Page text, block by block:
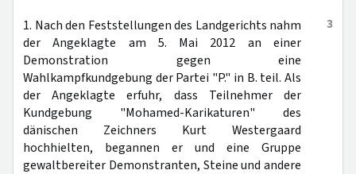
3
1. Nach den Feststellungen des Landgerichts nahm
der Angeklagte am 5. Mai 2012 an einer
Demonstration gegen eine
Wahlkampfkundgebung der Partei "P." in B. teil. Als
der Angeklagte erfuhr, dass Teilnehmer der
Kundgebung "Mohamed-Karikaturen" des
dänischen Zeichners Kurt Westergaard
hochhielten, begannen er und eine Gruppe
gewaltbereiter Demonstranten, Steine und andere